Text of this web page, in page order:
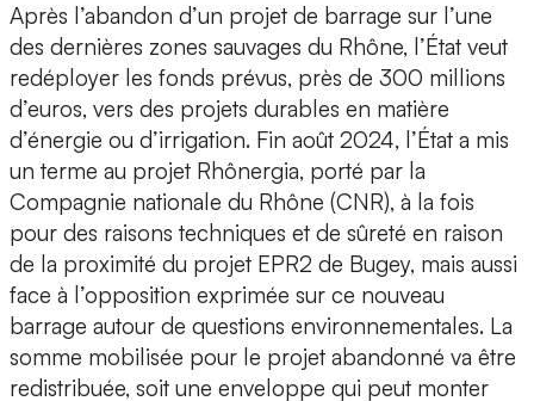
Après l’abandon d’un projet de barrage sur l’une
des dernières zones sauvages du Rhône, l’État veut
redéployer les fonds prévus, près de 300 millions
d’euros, vers des projets durables en matière
d’énergie ou d’irrigation. Fin août 2024, l’État a mis
un terme au projet Rhônergia, porté par la
Compagnie nationale du Rhône (CNR), à la fois
pour des raisons techniques et de sûreté en raison
de la proximité du projet EPR2 de Bugey, mais aussi
face à l’opposition exprimée sur ce nouveau
barrage autour de questions environnementales. La
somme mobilisée pour le projet abandonné va être
redistribuée, soit une enveloppe qui peut monter